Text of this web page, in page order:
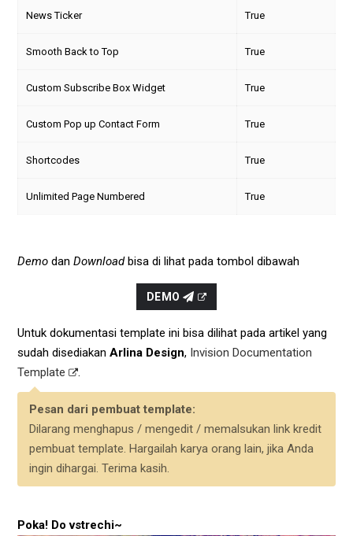
News Ticker True
Smooth Back to Top True
Custom Subscribe Box Widget True
Custom Pop up Contact Form True
Shortcodes True
Unlimited Page Numbered True
Demo dan Downloadbisa di lihat pada tombol dibawah
DEMO
Untuk dokumentasi template ini bisa dilihat pada artikel yang
sudah disediakan Arlina Design, Invision Documentation
Template
.
Pesan dari pembuat template:
Dilarang menghapus / mengedit / memalsukan link kredit
pembuat template. Hargailah karya orang lain, jika Anda
ingin dihargai. Terima kasih.
Poka! Do vstrechi~